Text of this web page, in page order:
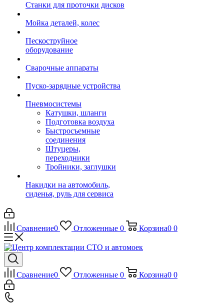
Станки для проточки дисков
Мойка деталей, колес
Пескоструйное
оборудование
Сварочные аппараты
Пуско-зарядные устройства
Пневмосистемы
Катушки, шланги
Подготовка воздуха
Быстросъемные
соединения
Штуцеры,
переходники
Тройники, заглушки
Накидки на автомобиль,
сиденья, руль для сервиса
Сравнение0 Отложенные 0 Корзина0 0
Сравнение0 Отложенные 0 Корзина0 0